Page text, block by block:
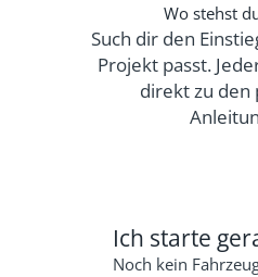
Wo stehst
Such dir den
Projekt passt.
direkt zu den
Ich starte
Noch kein